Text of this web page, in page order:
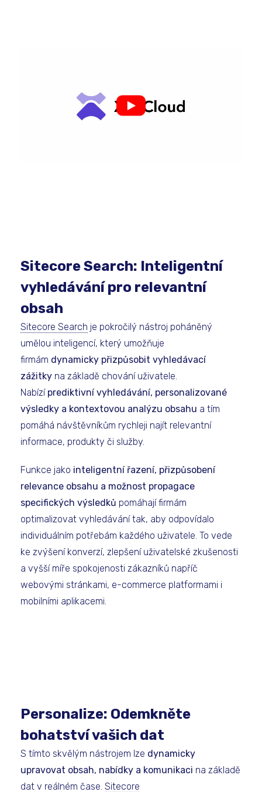
Sitecore Search: Inteligentní
vyhledávání pro relevantní
obsah
Sitecore Search je pokročilý nástroj poháněný
umělou inteligencí, který umožňuje
firmám dynamicky přizpůsobit vyhledávací
zážitky na základě chování uživatele.
Nabízí prediktivní vyhledávání, personalizované
výsledky a kontextovou analýzu obsahu a tím
pomáhá návštěvníkům rychleji najít relevantní
informace, produkty či služby.
Funkce jako inteligentní řazení, přizpůsobení
relevance obsahu a možnost propagace
specifických výsledků pomáhají firmám
optimalizovat vyhledávání tak, aby odpovídalo
individuálním potřebám každého uživatele. To vede
ke zvýšení konverzí, zlepšení uživatelské zkušenosti
a vyšší míře spokojenosti zákazníků napříč
webovými stránkami, e-commerce platformami i
mobilními aplikacemi.
Personalize: Odemkněte
bohatství vašich dat
S tímto skvělým nástrojem lze dynamicky
upravovat obsah, nabídky a komunikaci na základě
dat v reálném čase. Sitecore